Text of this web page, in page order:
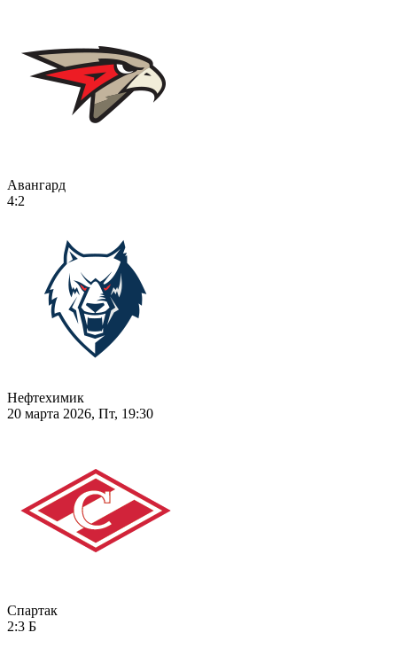
Авангард
4:2
Нефтехимик
20 марта 2026, Пт, 19:30
Спартак
2:3 Б